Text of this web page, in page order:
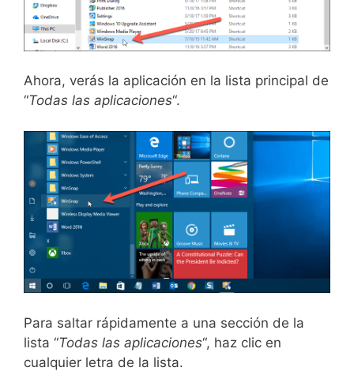
Ahora, verás la aplicación en la lista principal de
“Todas las aplicaciones“.
Para saltar rápidamente a una sección de la
lista “Todas las aplicaciones“, haz clic en
cualquier letra de la lista.